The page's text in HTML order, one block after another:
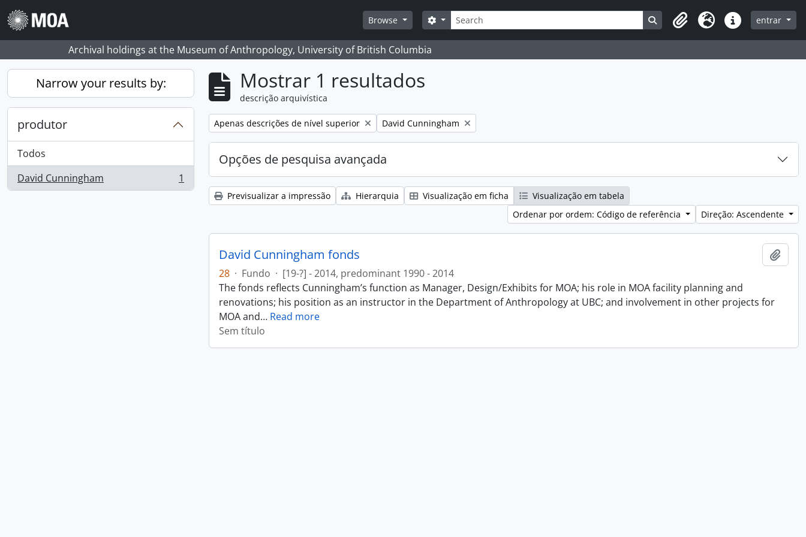
Skip to main content
Browse
Pesquisar
Search options Search in browse page
Clipboard
Idioma Ligações rápidas
entrar
Archival holdings at the Museum of Anthropology, University of British Columbia
Narrow your results by:
produtor
Todos
David Cunningham
, 1 resultados 1
Mostrar 1 resultados
descrição arquivística
Remove filter:
Apenas descrições de nível superior Remove filter:
David Cunningham
Opções de pesquisa avançada
Previsualizar a impressão Hierarquia Visualização em ficha
Visualização em tabela
Ordenar por ordem: Código de referência
Direção: Ascendente
David Cunningham fonds
28 · Fundo · [19-?] - 2014, predominant 1990 - 2014
The fonds reflects Cunningham’s function as Manager, Design/Exhibits for MOA; his role in MOA facility planning and
renovations; his position as an instructor in the Department of Anthropology at UBC; and involvement in other projects for
MOA and… Read more
Sem título